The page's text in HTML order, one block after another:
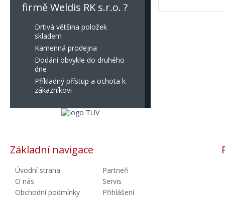
firmě Weldis RK s.r.o. ?
Drtivá většina položek
skladem
Kamenná prodejna
Dodání obvykle do druhého
dne
Příkladný přístup a ochota k
zákazníkovi
Základní navigace
Úvodní strana
O nás
Obchodní podmínky
Partneři
Servis
Přihlášení